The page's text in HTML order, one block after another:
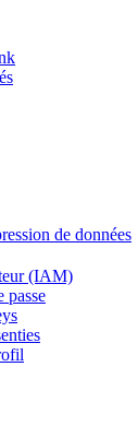
de données
(IAM)
passe